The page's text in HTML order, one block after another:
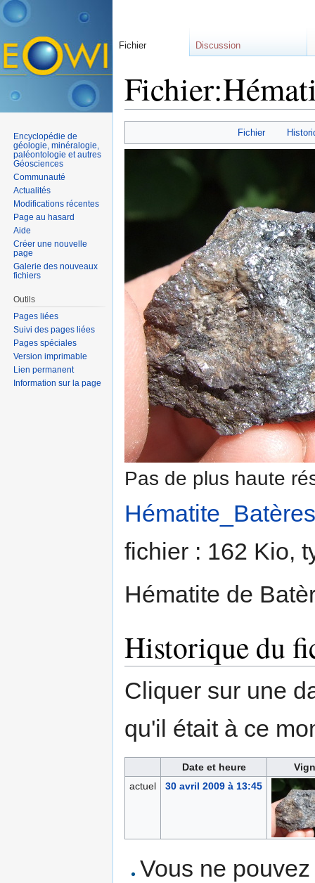
Fichier
Pas de plus haute
fichier : 162 Kio,
Hématite de
Historique du
Cliquer sur une
qu'il était à ce
Date et heure
actuel
30 avril 2009 à 13:45
Vous ne
Fichier Discussion
Encyclopédie de
géologie, minéralogie,
paléontologie et autres
Géosciences
Communauté
Actualités
Modifications récentes
Page au hasard
Aide
Créer une nouvelle
page
Galerie des nouveaux
fichiers
Outils
Pages liées
Suivi des pages liées
Pages spéciales
Version imprimable
Lien permanent
Information sur la page